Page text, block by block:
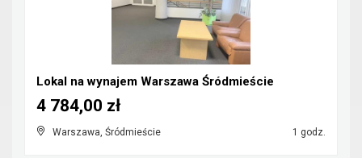
Lokal na wynajem Warszawa Śródmieście
Warszawa, Śródmieście 1 godz.
4 784,00 zł